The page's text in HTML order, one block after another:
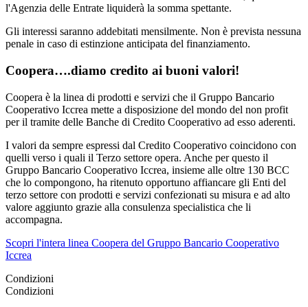
l'Agenzia delle Entrate liquiderà la somma spettante.
Gli interessi saranno addebitati mensilmente. Non è prevista nessuna
penale in caso di estinzione anticipata del finanziamento.
Coopera….diamo credito ai buoni valori!
Coopera è la linea di prodotti e servizi che il Gruppo Bancario
Cooperativo Iccrea mette a disposizione del mondo del non profit
per il tramite delle Banche di Credito Cooperativo ad esso aderenti.
I valori da sempre espressi dal Credito Cooperativo coincidono con
quelli verso i quali il Terzo settore opera. Anche per questo il
Gruppo Bancario Cooperativo Iccrea, insieme alle oltre 130 BCC
che lo compongono, ha ritenuto opportuno affiancare gli Enti del
terzo settore con prodotti e servizi confezionati su misura e ad alto
valore aggiunto grazie alla consulenza specialistica che li
accompagna.
Scopri l'intera linea Coopera del Gruppo Bancario Cooperativo
Iccrea
Condizioni
Condizioni